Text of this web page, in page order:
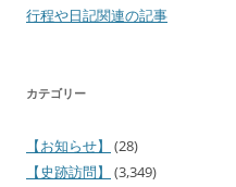
行程や日記関連の記事
カテゴリー
【お知らせ】
(28)
【史跡訪問】
(3,349)